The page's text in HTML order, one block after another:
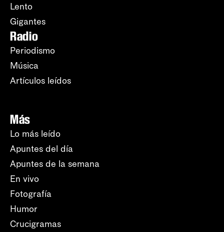
Lento
Gigantes
Radio
Periodismo
Música
Artículos leídos
Más
Lo más leído
Apuntes del día
Apuntes de la semana
En vivo
Fotografía
Humor
Crucigramas